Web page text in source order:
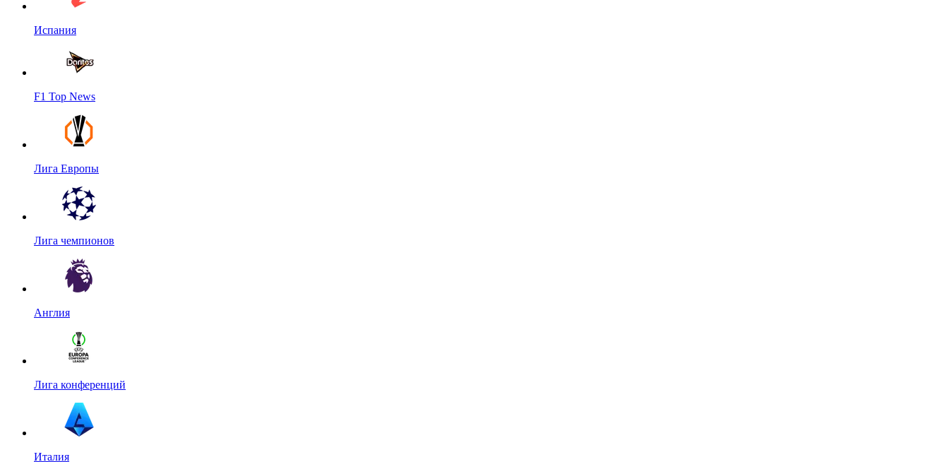
Испания
F1 Top News
Лига Европы
Лига чемпионов
Англия
Лига конференций
Италия